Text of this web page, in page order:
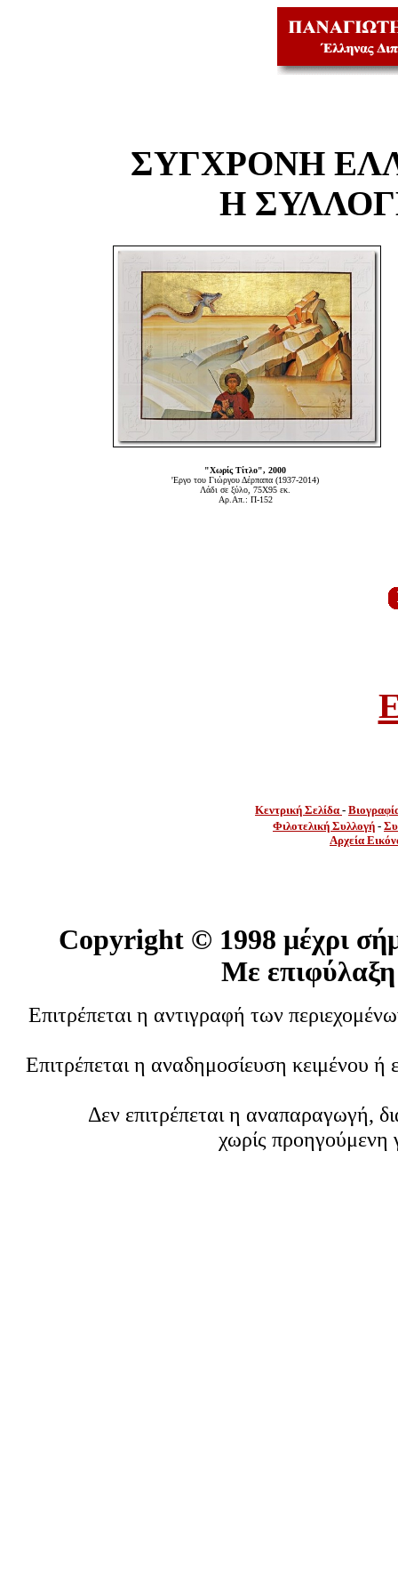
ΣΥΓΧΡΟΝΗ
Η
"Χωρίς Τίτλο", 2000
'Εργο του Γιώργου Δέρπαπα (1937-2014)
Λάδι σε ξύλο, 75Χ95 εκ.
Αρ.Απ.: Π-152
Κεντρική Σελίδα -
Φιλοτελική Συλλογή -
Αρχεία
Copyright © 1998 μέχρι
Με επιφύλαξη
Επιτρέπεται η αντιγραφή των
Επιτρέπεται η αναδημοσίευση κειμένου
Δεν επιτρέπεται η αναπαραγωγή,
χωρίς προηγούμενη